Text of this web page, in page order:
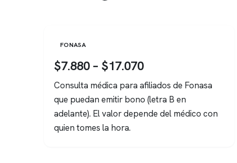
FONASA
$7.880 – $17.070
Consulta médica para afiliados de Fonasa
que puedan emitir bono (letra B en
adelante). El valor depende del médico con
quien tomes la hora.